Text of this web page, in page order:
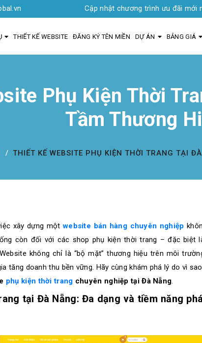
Cập nhật chương trình ưu đãi mới nhất -
THIẾT KẾ WEBSITE ĐĂNG KÝ TÊN MIỀN DỰ ÁN BẢNG GIÁ
Phụ Kiện Thời
Tầm Thương
THIẾT KẾ WEBSITE PHỤ KIỆN THỜI TRANG TẠI
xây dựng một website bán hàng chuyên nghiệp
còn đối với các shop phụ kiện thời trang – đặc biệt
không chỉ là “bộ mặt” thương hiệu trên môi
tăng doanh thu bền vững. Hãy cùng khám phá lý do vì
phụ kiện thời trang chuyên nghiệp tại Đà Nẵng.
tại Đà Nẵng: Đa dạng và tiềm năng